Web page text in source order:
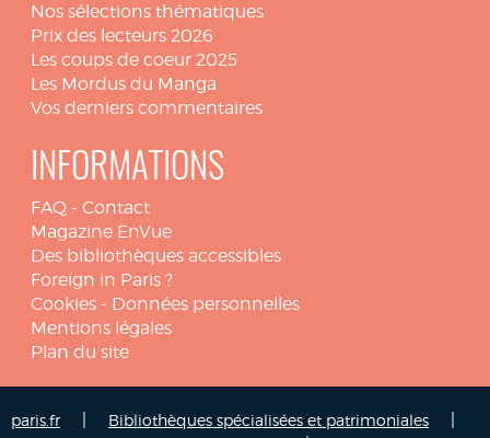
Nos sélections thématiques
Prix des lecteurs 2026
Les coups de coeur 2025
Les Mordus du Manga
Vos derniers commentaires
INFORMATIONS
FAQ - Contact
Magazine EnVue
Des bibliothèques accessibles
Foreign in Paris ?
Cookies - Données personnelles
Mentions légales
Plan du site
paris.fr Bibliothèques spécialisées et patrimoniales